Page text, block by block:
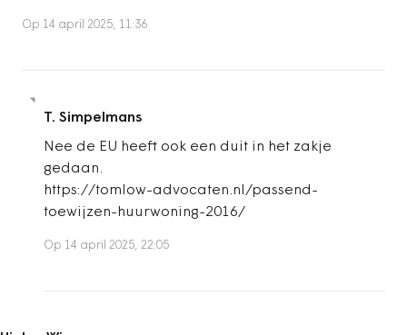
Op 14 april 2025, 11:36
T. Simpelmans
Nee de EU heeft ook een duit in het zakje
gedaan.
https://tomlow-advocaten.nl/passend-
toewijzen-huurwoning-2016/
Op 14 april 2025, 22:05